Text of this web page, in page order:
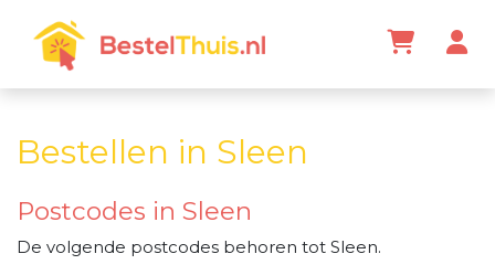
Bestellen in Sleen
Postcodes in Sleen
De volgende postcodes behoren tot Sleen.